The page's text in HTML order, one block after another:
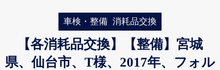
車検・整備 消耗品交換
【各消耗品交換】【整備】宮城
県、仙台市、T様、2017年、フォル